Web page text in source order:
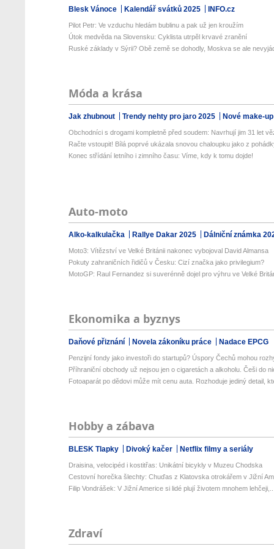
Blesk Vánoce Kalendář svátků 2025 INFO.cz
Pilot Petr: Ve vzduchu hledám bublinu a pak už jen kroužím
Útok medvěda na Slovensku: Cyklista utrpěl krvavé zranění
Ruské základy v Sýrii? Obě země se dohodly, Moskva se ale
Móda a krása
Jak zhubnout Trendy nehty pro jaro 2025 Nové make-
Obchodníci s drogami kompletně před soudem: Navrhují jim 31 let
Račte vstoupit! Bílá poprvé ukázala snovou chaloupku jako z
Konec střídání letního i zimního času: Víme, kdy k tomu dojde!
Auto-moto
Alko-kalkulačka Rallye Dakar 2025 Dálniční známka
Moto3: Vítězství ve Velké Británii nakonec vybojoval David Almansa
Pokuty zahraničních řidičů v Česku: Cizí značka jako privilegium?
MotoGP: Raul Fernandez si suverénně dojel pro výhru ve Velké
Ekonomika a byznys
Daňové přiznání Novela zákoníku práce Nadace EPCG
Penzijní fondy jako investoři do startupů? Úspory Čechů mohou
Příhraniční obchody už nejsou jen o cigaretách a alkoholu. Češi do
Fotoaparát po dědovi může mít cenu auta. Rozhoduje jediný detail,
Hobby a zábava
BLESK Tlapky Divoký kačer Netflix filmy a seriály
Draisina, velocipéd i kostitřas: Unikátní bicykly v Muzeu Chodska
Cestovní horečka šlechty: Chuďas z Klatovska otrokářem v Jižní
Filip Vondrášek: V Jižní Americe si lidé plují životem mnohem
Zdraví